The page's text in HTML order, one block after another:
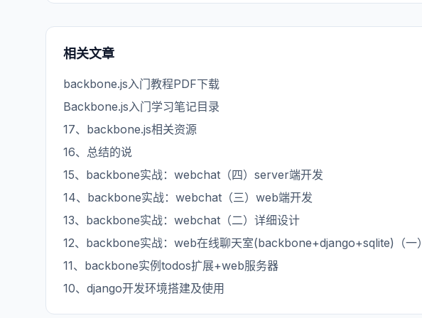
相关文章
backbone.js入门教程PDF下载
Backbone.js入门学习笔记目录
17、backbone.js相关资源
16、总结的说
15、backbone实战：webchat（四）server端开发
14、backbone实战：webchat（三）web端开发
13、backbone实战：webchat（二）详细设计
12、backbone实战：web在线聊天室(backbone+django+sqlite)（一
11、backbone实例todos扩展+web服务器
10、django开发环境搭建及使用